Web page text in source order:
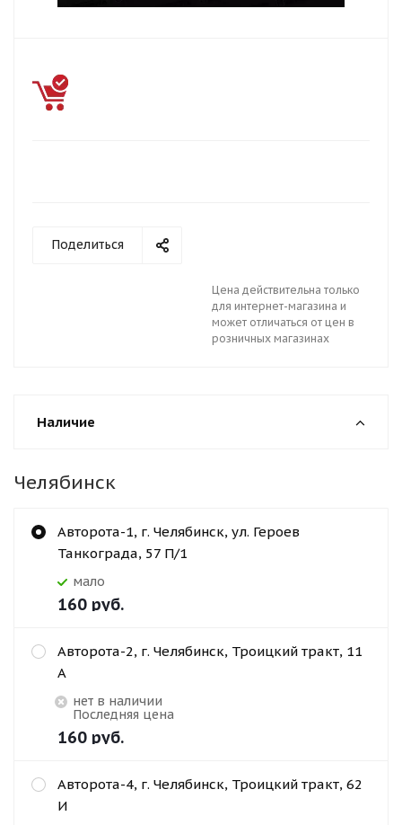
Поделиться
Цена действительна только
для интернет-магазина и
может отличаться от цен в
розничных магазинах
Наличие
Челябинск
Авторота-1, г. Челябинск, ул. Героев
Танкограда, 57 П/1
Мало
160 руб.
Авторота-2, г. Челябинск, Троицкий тракт, 11
А
Нет в наличии
Последняя цена
160 руб.
Авторота-4, г. Челябинск, Троицкий тракт, 62
И